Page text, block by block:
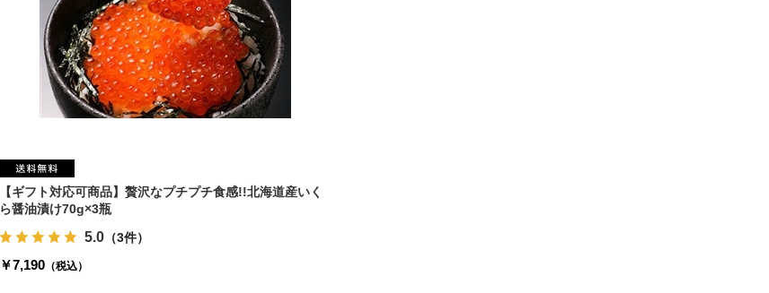
【ギフト対応可商品】贅沢なプチプチ食感!!北海道産いく
ら醤油漬け70g×3瓶
5.0 （3件）
￥7,190 （税込）